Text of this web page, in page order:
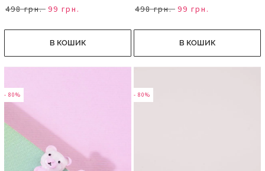
498 грн. 99 грн.
В КОШИК
498 грн. 99 грн.
В КОШИК
- 80% - 80%